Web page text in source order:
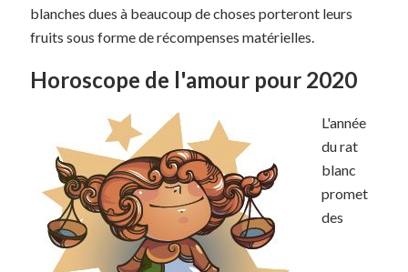
blanches dues à beaucoup de choses porteront leurs
fruits sous forme de récompenses matérielles.
Horoscope de l'amour pour 2020
L'année
du rat
blanc
promet
des